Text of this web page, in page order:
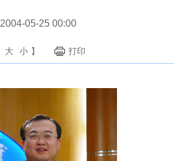
2004-05-25 00:00
大 小 】 打印